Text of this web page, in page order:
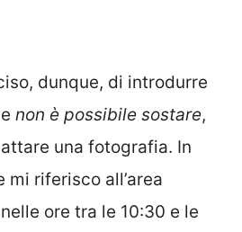
dunque, di introdurre
non è possibile sostare,
una fotografia. In
riferisco all’area
ore tra le 10:30 e le